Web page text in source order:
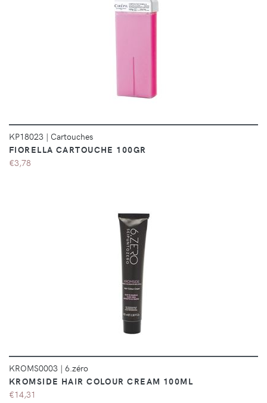
KP18023 | Cartouches
FIORELLA CARTOUCHE 100GR
€3,78
DÉTAILS
KROMS0003 | 6.zéro
KROMSIDE HAIR COLOUR CREAM 100ML
€14,31